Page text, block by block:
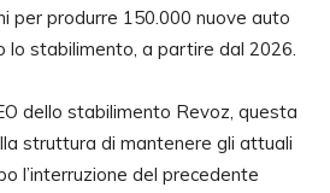
per produrre 150.000 nuove auto
lo stabilimento, a partire dal 2026.
dello stabilimento Revoz, questa
struttura di mantenere gli attuali
l’interruzione del precedente